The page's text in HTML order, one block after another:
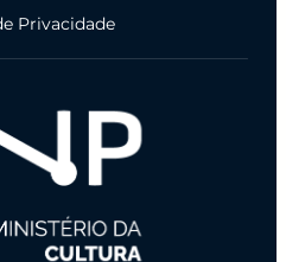
Privacidade